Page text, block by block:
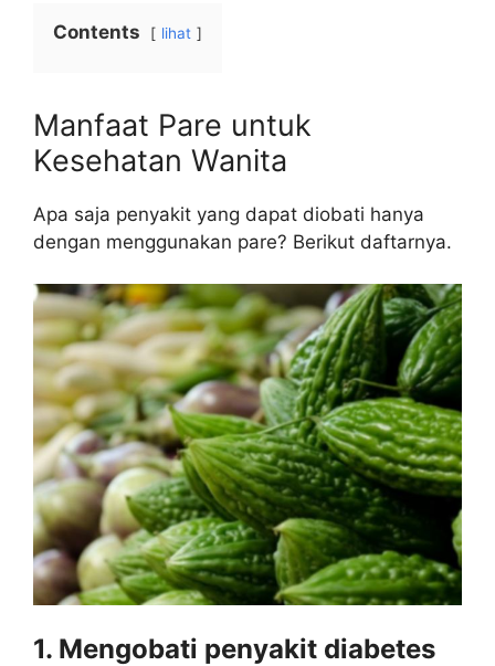
Contents lihat
Manfaat Pare untuk
Kesehatan Wanita
Apa saja penyakit yang dapat diobati hanya
dengan menggunakan pare? Berikut daftarnya.
1. Mengobati penyakit diabetes